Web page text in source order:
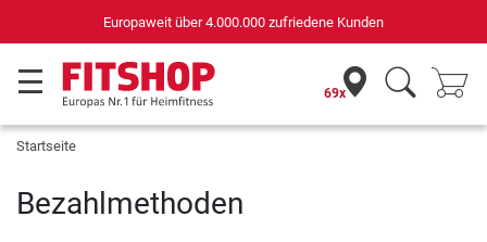
Europaweit über 4.000.000 zufriedene Kunden
69x
Startseite
Bezahlmethoden